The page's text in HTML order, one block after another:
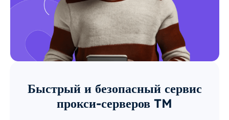
Быстрый и безопасный сервис
прокси-серверов TM